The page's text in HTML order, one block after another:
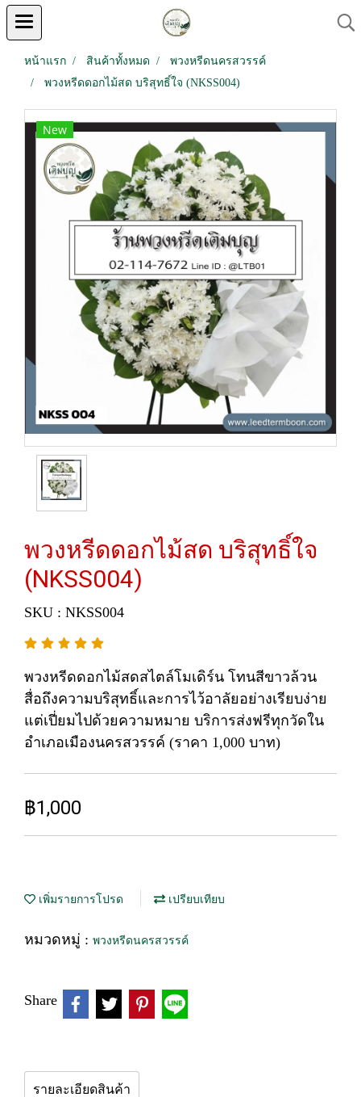
หน้าแรก สินค้าทั้งหมด
พวงหรีดนครสวรรค์
พวงหรีดดอกไม้สด บริสุทธิ์ใจ (NKSS004)
New
พวงหรีดดอกไม้สด บริสุทธิ์ใจ
(NKSS004)
SKU : NKSS004
พวงหรีดดอกไม้สดสไตล์โมเดิร์น โทนสีขาวล้วน
สื่อถึงความบริสุทธิ์และการไว้อาลัยอย่างเรียบง่าย
แต่เปี่ยมไปด้วยความหมาย บริการส่งฟรีทุกวัดใน
อำเภอเมืองนครสวรรค์ (ราคา 1,000 บาท)
฿1,000
เพิ่มรายการโปรด เปรียบเทียบ
หมวดหมู่ : พวงหรีดนครสวรรค์
Share
รายละเอียดสินค้า